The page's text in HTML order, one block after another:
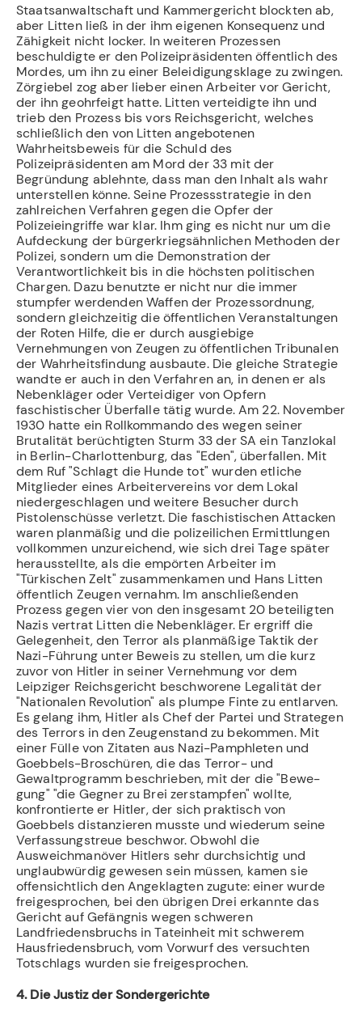
Staatsanwaltschaft und Kammergericht blockten ab,
aber Litten ließ in der ihm eigenen Konsequenz und
Zähigkeit nicht locker. In weiteren Prozessen
beschuldigte er den Poli­zeipräsidenten öffentlich des
Mordes, um ihn zu einer Beleidigungsklage zu zwingen.
Zörgiebel zog aber lieber einen Arbeiter vor Gericht,
der ihn geohrfeigt hatte. Litten verteidigte ihn und
trieb den Prozess bis vors Reichsgericht, welches
schließlich den von Litten angebotenen
Wahrheitsbeweis für die Schuld des
Polizeipräsidenten am Mord der 33 mit der
Begründung ablehnte, dass man den Inhalt als wahr
unterstellen könne. Seine Prozessstrategie in den
zahlreichen Verfahren gegen die Opfer der
Polizeieingriffe war klar. Ihm ging es nicht nur um die
Aufdeckung der bürgerkriegsähnlichen Methoden der
Polizei, sondern um die Demonstration der
Verantwortlichkeit bis in die höch­sten politischen
Chargen. Dazu benutzte er nicht nur die immer
stumpfer werdenden Waffen der Prozessordnung,
sondern gleichzeitig die öffentlichen Veranstaltungen
der Roten Hilfe, die er durch ausgiebige
Vernehmungen von Zeugen zu öffentlichen Tribu­nalen
der Wahrheitsfindung ausbaute. Die gleiche Strategie
wandte er auch in den Ver­fahren an, in denen er als
Nebenkläger oder Verteidiger von Opfern
faschistischer Überfalle tätig wurde. Am 22. November
1930 hatte ein Rollkommando des wegen seiner
Brutalität berüchtig­ten Sturm 33 der SA ein Tanzlokal
in Berlin-Charlottenburg, das "Eden", überfallen. Mit
dem Ruf "Schlagt die Hunde tot" wurden etliche
Mitglieder eines Arbeitervereins vor dem Lokal
niedergeschlagen und weitere Besucher durch
Pistolenschüsse verletzt. Die faschistischen Attacken
waren planmäßig und die polizeilichen Ermittlungen
voll­kommen unzureichend, wie sich drei Tage später
herausstellte, als die empörten Arbei­ter im
"Türkischen Zelt" zusammenkamen und Hans Litten
öffentlich Zeugen ver­nahm. Im anschließenden
Prozess gegen vier von den insgesamt 20 beteiligten
Nazis ver­trat Litten die Nebenkläger. Er ergriff die
Gelegenheit, den Terror als planmäßige Tak­tik der
Nazi-Führung unter Beweis zu stellen, um die kurz
zuvor von Hitler in seiner Vernehmung vor dem
Leipziger Reichsgericht beschworene Legalität der
"Nationalen Revolution" als plumpe Finte zu entlarven.
Es gelang ihm, Hitler als Chef der Partei und Strategen
des Terrors in den Zeugenstand zu bekommen. Mit
einer Fülle von Zitaten aus Nazi-Pamphleten und
Goebbels-­Broschüren, die das Terror- und
Gewaltprogramm beschrieben, mit der die "Bewe­
gung" "die Gegner zu Brei zerstampfen" wollte,
konfrontierte er Hitler, der sich prak­tisch von
Goebbels distanzieren musste und wiederum seine
Verfassungstreue beschwor. Obwohl die
Ausweichmanöver Hitlers sehr durchsichtig und
unglaubwürdig gewesen sein müssen, kamen sie
offensichtlich den Angeklagten zugute: einer wurde
freigespro­chen, bei den übrigen Drei erkannte das
Gericht auf Gefängnis wegen schwe­ren
Landfriedensbruchs in Tateinheit mit schwerem
Hausfriedensbruch, vom Vorwurf des versuchten
Totschlags wurden sie freigesprochen.
4. Die Justiz der Sondergerichte